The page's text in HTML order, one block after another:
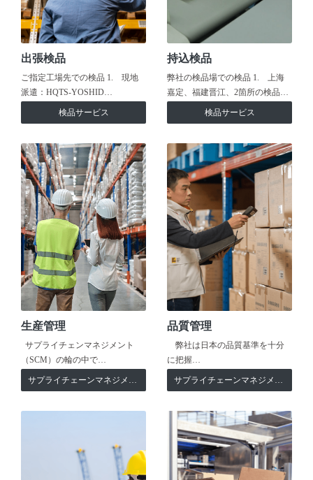
出張検品
ご指定工場先での検品 1. 現地
派遣：HQTS-YOSHID…
検品サービス
持込検品
弊社の検品場での検品 1. 上海
嘉定、福建晋江、2箇所の検品…
検品サービス
生産管理
サプライチェンマネジメント
（SCM）の輪の中で…
サプライチェーンマネジメント
品質管理
弊社は日本の品質基準を十分
に把握…
サプライチェーンマネジメント